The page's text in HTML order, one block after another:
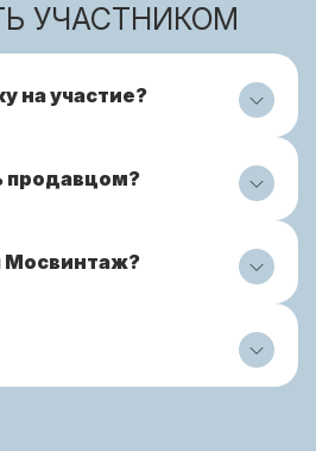
УЧАСТНИКОМ
на участие?
продавцом?
Мосвинтаж?